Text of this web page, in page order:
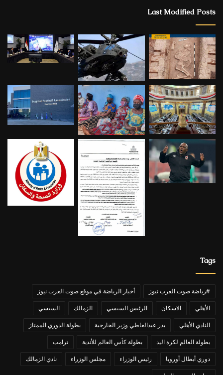
Last Modified Posts
Tags
#رياضة صوت العرب نيوز أخبار الرياضة في موقع صوت العرب نيوز
الأهلي الاسكان الرئيس السيسي الزمالك السيسي
النادي الأهلي بدر عبدالعاطي وزير الخارجية بطولة الدوري الممتاز
بطولة العالم لكرة اليد بطولة كأس العالم للأندية ترامب
دوري أبطال أوروبا رئيس الوزراء مجلس الوزراء نادي الزمالك